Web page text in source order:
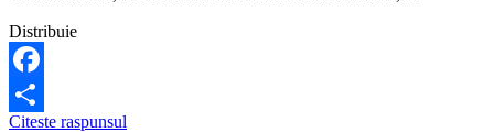
Distribuie
Facebook
Citeste raspunsul